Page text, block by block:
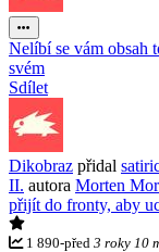
Nelíbí se vám obsah
svém
Sdílet
Dikobraz přidal
II. autora Morten
přijít do fronty, aby
1 890-před 3 roky 10